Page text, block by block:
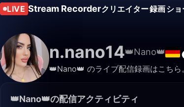
LIVE Stream Recorderクリエイター録画シ
n.nano14👑Nano👑
👑Nano👑 のライブ配信録画はこちら
👑Nano👑の配信アクティビティ